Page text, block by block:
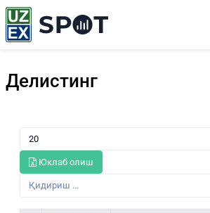
Делистинг
Юклаб олиш